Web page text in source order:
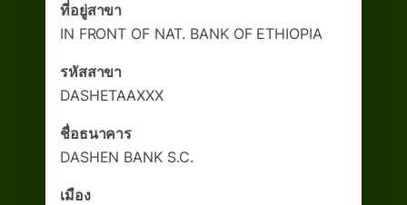
ที่อยู่สาขา
IN FRONT OF NAT. BANK OF ETHIOPIA
รหัสสาขา
DASHETAAXXX
ชื่อธนาคาร
DASHEN BANK S.C.
เมือง